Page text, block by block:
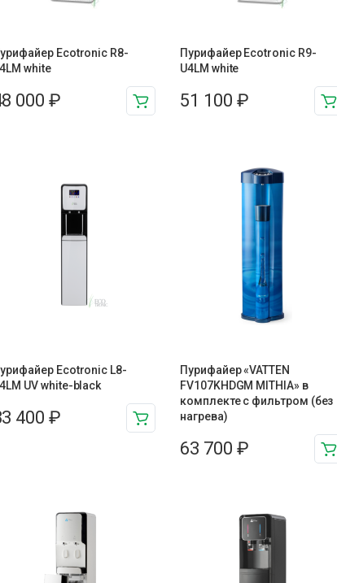
Ecotronic R8-
white
000₽
Пурифайер Ecotronic R9-
U4LM white
51 100 ₽
Ecotronic L8-
UV white-black
400₽
Пурифайер «VATTEN
FV107KHDGM MITHIA» в
комплекте с фильтром (без
нагрева)
63 700 ₽